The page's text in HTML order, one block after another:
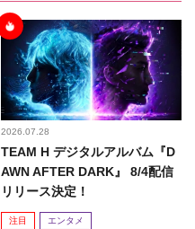
2026.07.28
TEAM H デジタルアルバム『D
AWN AFTER DARK』 8/4配信
リリース決定！
注目 エンタメ